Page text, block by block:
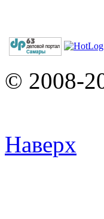
© 2008-
Наверх